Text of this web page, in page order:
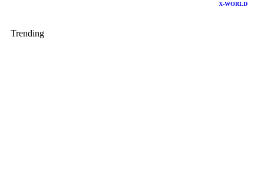
X-WORLD
Trending